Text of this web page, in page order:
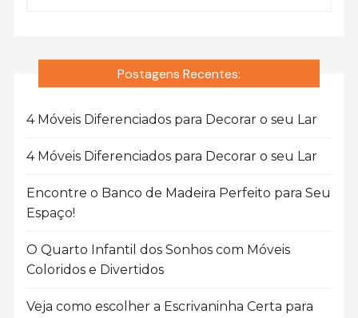
Postagens Recentes:
4 Móveis Diferenciados para Decorar o seu Lar
4 Móveis Diferenciados para Decorar o seu Lar
Encontre o Banco de Madeira Perfeito para Seu
Espaço!
O Quarto Infantil dos Sonhos com Móveis
Coloridos e Divertidos
Veja como escolher a Escrivaninha Certa para